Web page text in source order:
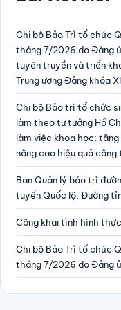
Chi bộ Bảo Trì tổ chức
tháng 7/2026 do Đảng
tuyên truyền và triển
Trung ương Đảng khóa
Chi bộ Bảo trì tổ chức
làm theo tư tưởng Hồ
làm việc khoa học;
nâng cao hiệu quả
Ban Quản lý bảo trì
tuyến Quốc lộ, Đường
Công khai tình hình
Chi bộ Bảo Trì tổ chức
tháng 7/2026 do Đảng